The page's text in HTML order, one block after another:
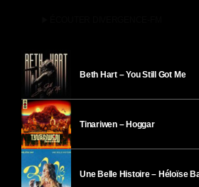
Beth Hart – You Still Got Me
Tinariwen – Hoggar
Une Belle Histoire – Héloïse